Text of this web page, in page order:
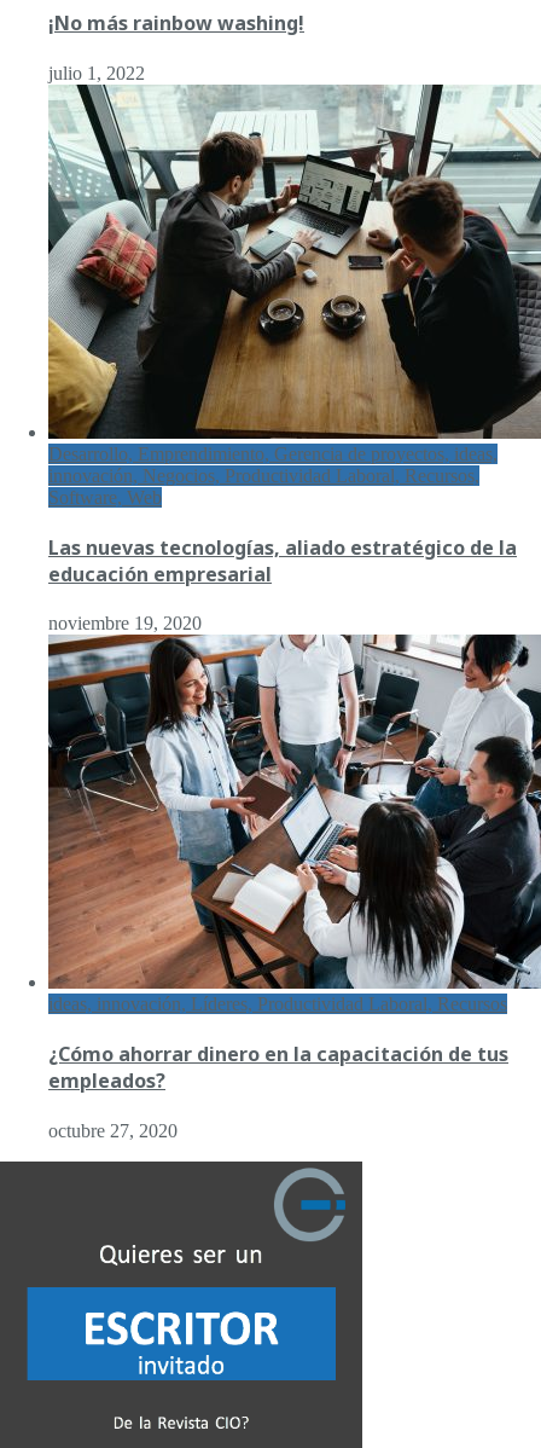
¡No más rainbow washing!
julio 1, 2022
Desarrollo, Emprendimiento, Gerencia de proyectos, ideas,
innovación, Negocios, Productividad Laboral, Recursos,
Software, Web
Las nuevas tecnologías, aliado estratégico de la
educación empresarial
noviembre 19, 2020
ideas, innovación, Líderes, Productividad Laboral, Recursos
¿Cómo ahorrar dinero en la capacitación de tus
empleados?
octubre 27, 2020